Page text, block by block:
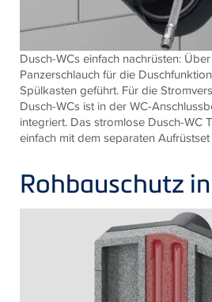
Dusch-WCs einfach nachrüsten:
Panzerschlauch für die
Spülkasten geführt. Für die
Dusch-WCs ist in der WC-
integriert. Das stromlose Dusch-WC
einfach mit dem separaten
Rohbauschutz